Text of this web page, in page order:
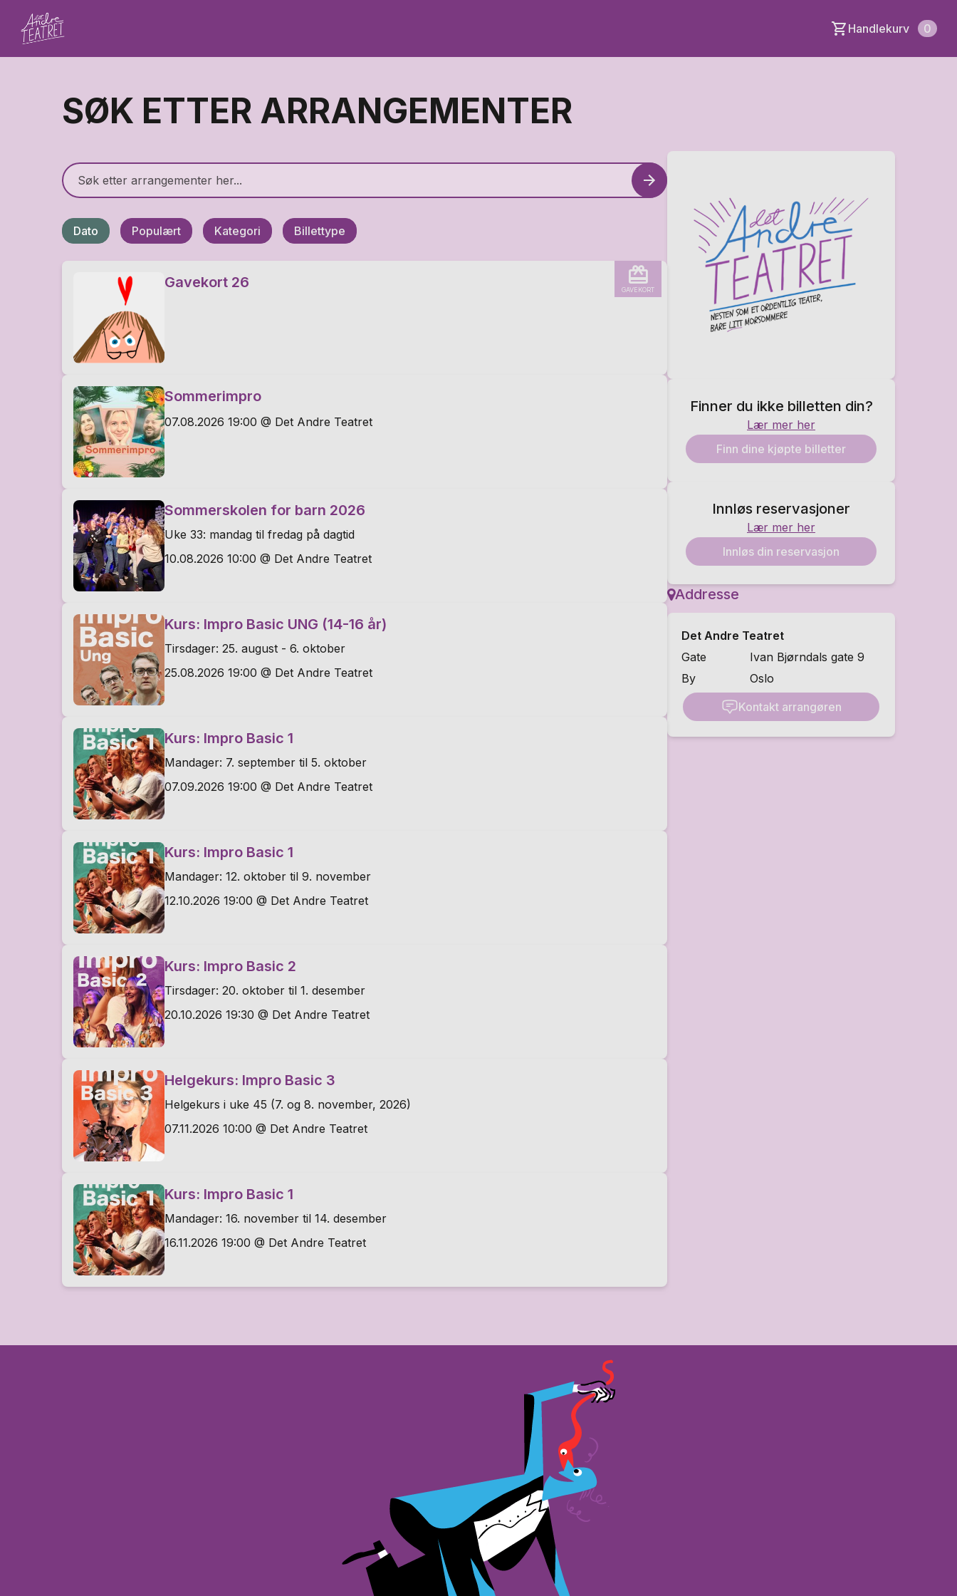
Handlekurv 0
SØK ETTER ARRANGEMENTER
Dato Populært Kategori Billettype
Gavekort 26 GAVEKORT
Sommerimpro
07.08.2026 19:00 @ Det Andre Teatret
Sommerskolen for barn 2026
Uke 33: mandag til fredag på dagtid
10.08.2026 10:00 @ Det Andre Teatret
Kurs: Impro Basic UNG (14-16 år)
Tirsdager: 25. august - 6. oktober
25.08.2026 19:00 @ Det Andre Teatret
Kurs: Impro Basic 1
Mandager: 7. september til 5. oktober
07.09.2026 19:00 @ Det Andre Teatret
Kurs: Impro Basic 1
Mandager: 12. oktober til 9. november
12.10.2026 19:00 @ Det Andre Teatret
Kurs: Impro Basic 2
Tirsdager: 20. oktober til 1. desember
20.10.2026 19:30 @ Det Andre Teatret
Helgekurs: Impro Basic 3
Helgekurs i uke 45 (7. og 8. november, 2026)
07.11.2026 10:00 @ Det Andre Teatret
Kurs: Impro Basic 1
Mandager: 16. november til 14. desember
16.11.2026 19:00 @ Det Andre Teatret
Finner du ikke billetten din?
Lær mer her
Finn dine kjøpte billetter
Innløs reservasjoner
Lær mer her
Innløs din reservasjon
Addresse
Det Andre Teatret
Gate
Ivan Bjørndals gate 9
By
Oslo
Kontakt arrangøren